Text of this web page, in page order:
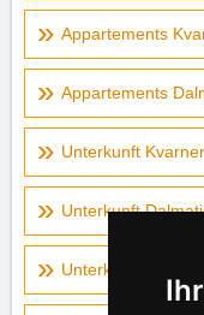
Appartements
Appartements
Unterkunft
Unterkunft
Unterkunft